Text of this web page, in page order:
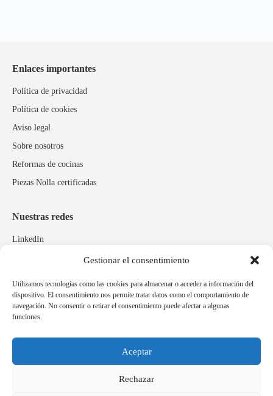
Gestionar el consentimiento
Utilizamos tecnologías como las cookies para almacenar o acceder a información del
dispositivo. El consentimiento nos permite tratar datos como el comportamiento de
navegación. No consentir o retirar el consentimiento puede afectar a algunas
funciones.
Aceptar
Rechazar
Enlaces importantes
Política de privacidad
Política de cookies
Aviso legal
Sobre nosotros
Reformas de cocinas
Piezas Nolla certificadas
Nuestras redes
LinkedIn
Marcas relacionadas